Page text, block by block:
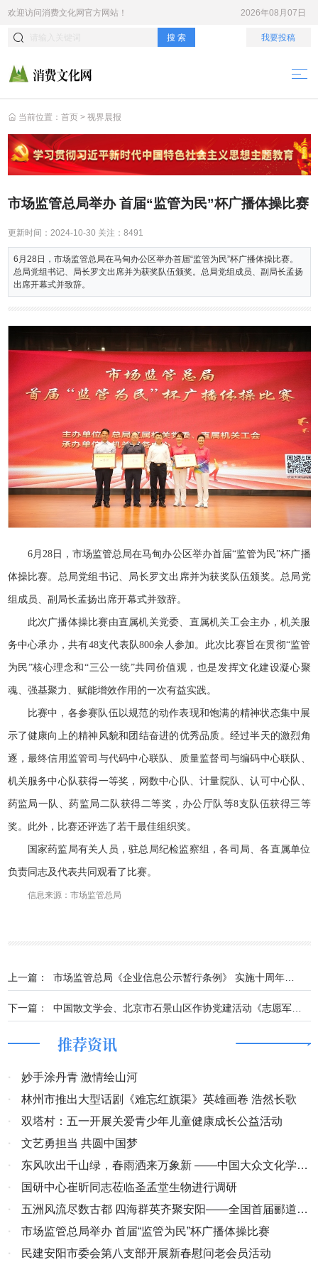
欢迎访问消费文化网官方网站！ 2026年08月07日
搜 索 我要投稿
当前位置： 首页 > 视界晨报
推荐资讯
·
妙手涂丹青 激情绘山河
·
林州市推出大型话剧《难忘红旗渠》英雄画卷 浩然长歌
·
双塔村：五一开展关爱青少年儿童健康成长公益活动
·
文艺勇担当 共圆中国梦
·
东风吹出千山绿，春雨洒来万象新 ——中国大众文化学会
名人书画艺术发展委员会扬帆起航
·
国研中心崔昕同志莅临圣孟堂生物进行调研
·
五洲风流尽数古都 四海群英齐聚安阳——全国首届郦道元
山水文学大赛颁奖盛典纪实
·
市场监管总局举办 首届“监管为民”杯广播体操比赛
·
民建安阳市委会第八支部开展新春慰问老会员活动
市场监管总局举办 首届“监管为民”杯广播体操比赛
更新时间： 2024-10-30 关注： 8491
6月28日，市场监管总局在马甸办公区举办首届“监管为民”杯广播体操比赛。
总局党组书记、局长罗文出席并为获奖队伍颁奖。总局党组成员、副局长孟扬
出席开幕式并致辞。
6月28日，市场监管总局在马甸办公区举办首届“监管为民”杯广播
体操比赛。总局党组书记、局长罗文出席并为获奖队伍颁奖。总局党
组成员、副局长孟扬出席开幕式并致辞。
此次广播体操比赛由直属机关党委、直属机关工会主办，机关服
务中心承办，共有48支代表队800余人参加。此次比赛旨在贯彻“监管
为民”核心理念和“三公一统”共同价值观，也是发挥文化建设凝心聚
魂、强基聚力、赋能增效作用的一次有益实践。
比赛中，各参赛队伍以规范的动作表现和饱满的精神状态集中展
示了健康向上的精神风貌和团结奋进的优秀品质。经过半天的激烈角
逐，最终信用监管司与代码中心联队、质量监督司与编码中心联队、
机关服务中心队获得一等奖，网数中心队、计量院队、认可中心队、
药监局一队、药监局二队获得二等奖，办公厅队等8支队伍获得三等
奖。此外，比赛还评选了若干最佳组织奖。
国家药监局有关人员，驻总局纪检监察组，各司局、各直属单位
负责同志及代表共同观看了比赛。
信息来源：市场监管总局
上一篇：
下一篇：